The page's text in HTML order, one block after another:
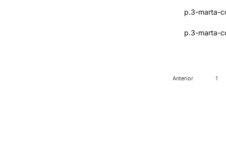
p.3-marta-c
p.3-marta-c
Anterior 1